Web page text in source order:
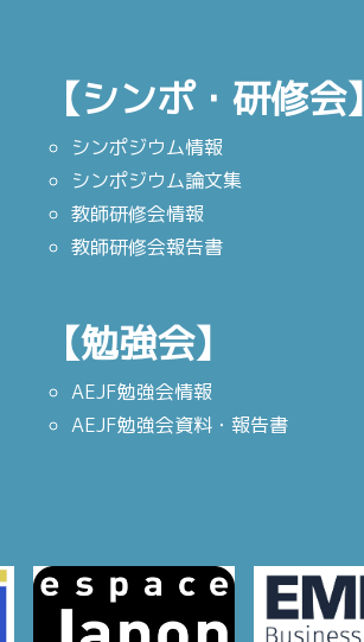
【シンポ・研修会】
シンポジウム情報
シンポジウム論文集
教師研修会情報
教師研修会報告書
【勉強会】
AEJF勉強会情報
AEJF勉強会資料・報告書